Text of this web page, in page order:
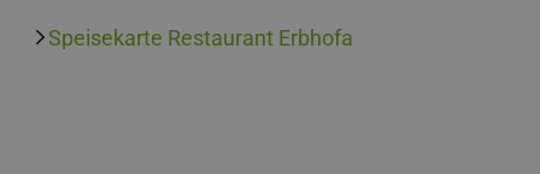
Speisekarte Restaurant Erbhofa